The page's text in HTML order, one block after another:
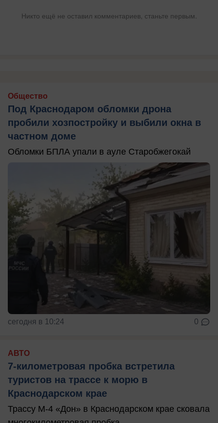
Никто ещё не оставил комментариев, станьте первым.
Общество
Под Краснодаром обломки дрона
пробили хозпостройку и выбили окна в
частном доме
Обломки БПЛА упали в ауле Старобжегокай
сегодня в 10:24 0
АВТО
7-километровая пробка встретила
туристов на трассе к морю в
Краснодарском крае
Трассу М-4 «Дон» в Краснодарском крае сковала